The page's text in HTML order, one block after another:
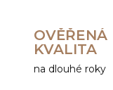
OVĚŘENÁ
KVALITA
na dlouhé roky